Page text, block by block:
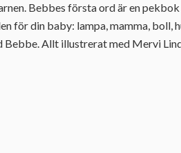
Bebbes första ord är en
för din baby: lampa, mamma, boll,
Bebbe. Allt illustrerat med Mervi